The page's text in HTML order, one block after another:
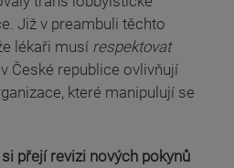
Již v preambuli těchto
lékaři musí respektovat
České republice ovlivňují
které manipulují se
přejí revizi nových pokynů